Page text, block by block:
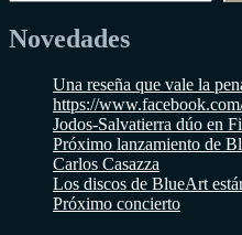
Novedades
Una reseña que vale la
https://
Jodos-Salvatierra dúo en
Próximo lanzamiento de
Carlos Casazza
Los discos de BlueArt
Próximo concierto